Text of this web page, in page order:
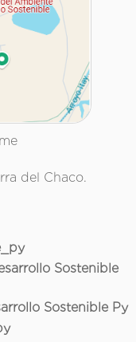
del Chaco.
Sostenible
Sostenible Py